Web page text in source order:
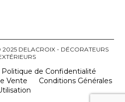
2025 DELACROIX - DÉCORATEURS
Politique de Confidentialité
Vente
Conditions Générales